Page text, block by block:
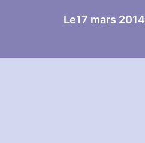
Le17 mars 2014